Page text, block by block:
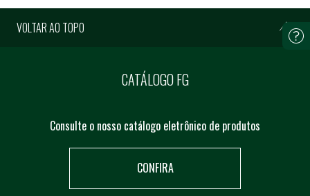
VOLTAR AO TOPO
CATÁLOGO FG
Consulte o nosso catálogo eletrônico de produtos
CONFIRA